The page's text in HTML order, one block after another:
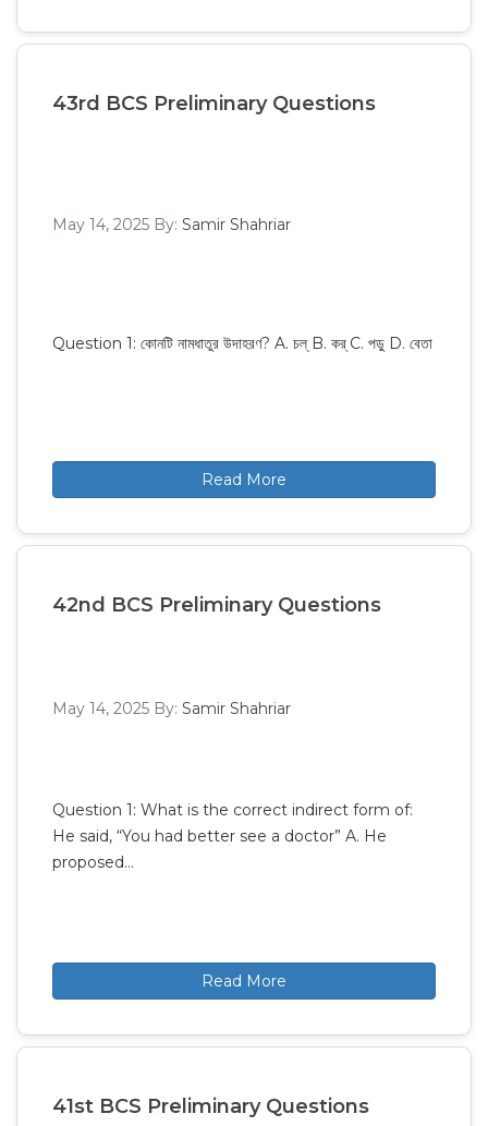
43rd BCS Preliminary Questions
May 14, 2025 By: Samir Shahriar
Question 1: কোনটি নামধাতুর উদাহরণ? A. চল্ B. কর্ C. পড়ু D. বেতা
Read More
42nd BCS Preliminary Questions
May 14, 2025 By: Samir Shahriar
Question 1: What is the correct indirect form of:
He said, “You had better see a doctor” A. He
proposed…
Read More
41st BCS Preliminary Questions